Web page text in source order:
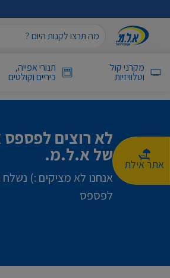
אתר אילת
מקרני קול
וטלוויזיות
תנורי אפייה,
כיריים וקולטים
לא רוצים
של א.ל.מ.
אנחנו לא מציקים :)
לפספס